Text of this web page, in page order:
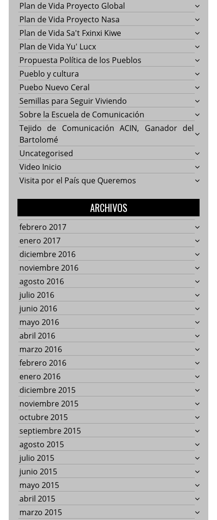
Plan de Vida Proyecto Global
Plan de Vida Proyecto Nasa
Plan de Vida Sa't Fxinxi Kiwe
Plan de Vida Yu' Lucx
Propuesta Política de los Pueblos
Pueblo y cultura
Puebo Nuevo Ceral
Semillas para Seguir Viviendo
Sobre la Escuela de Comunicación
Tejido de Comunicación ACIN, Ganador del
Bartolomé
Uncategorised
Video Inicio
Visita por el País que Queremos
ARCHIVOS
febrero 2017
enero 2017
diciembre 2016
noviembre 2016
agosto 2016
julio 2016
junio 2016
mayo 2016
abril 2016
marzo 2016
febrero 2016
enero 2016
diciembre 2015
noviembre 2015
octubre 2015
septiembre 2015
agosto 2015
julio 2015
junio 2015
mayo 2015
abril 2015
marzo 2015